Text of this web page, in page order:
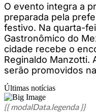
O evento integra a
preparada pela
festivo. Na quarta-
Gastronômico do
cidade recebe o
Reginaldo Manzotti.
serão promovidos
Últimas notícias
{{ modalData.legenda }}